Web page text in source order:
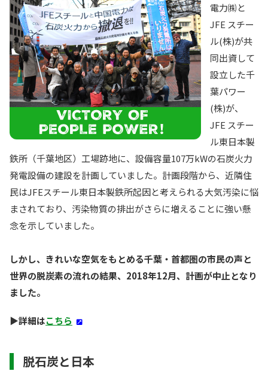
電力㈱と
JFE スチー
ル(株)が共
同出資して
設立した千
葉パワー
(株)が、
JFE スチー
ル東日本製
鉄所（千葉地区）工場跡地に、設備容量107万kWの石炭火力
発電設備の建設を計画していました。計画段階から、近隣住
民はJFEスチール東日本製鉄所起因と考えられる大気汚染に悩
まされており、汚染物質の排出がさらに増えることに強い懸
念を示していました。
しかし、きれいな空気をもとめる千葉・首都圏の市民の声と
世界の脱炭素の流れの結果、2018年12月、計画が中止となり
ました。
▶︎詳細はこちら
脱石炭と日本